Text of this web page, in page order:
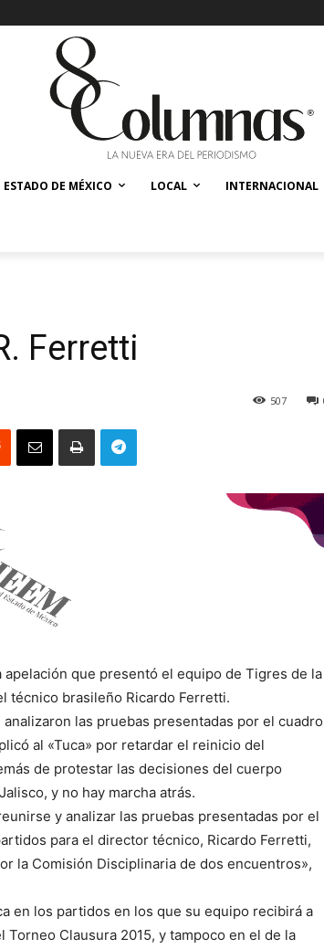
ESTADO DE MÉXICO LOCAL INTERNACIONAL
Ferretti
507
que presentó el equipo de Tigres de la
técnico brasileño Ricardo Ferretti.
las pruebas presentadas por el cuadro
al «Tuca» por retardar el reinicio del
de protestar las decisiones del cuerpo
y no hay marcha atrás.
y analizar las pruebas presentadas por el
para el director técnico, Ricardo Ferretti,
la Comisión Disciplinaria de dos encuentros»,
en los partidos en los que su equipo recibirá a
Clausura 2015, y tampoco en el de la